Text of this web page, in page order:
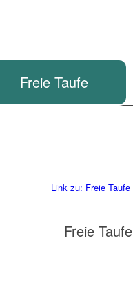
Freie Taufe
Link zu: Freie Taufe
Freie Taufe